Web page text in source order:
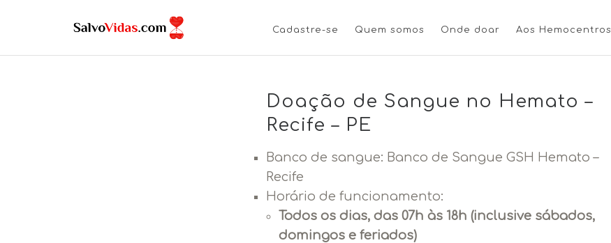
Cadastre-se Quem somos Onde doar Aos Hemocentros
Doação de Sangue no Hemato –
Recife – PE
Banco de sangue: Banco de Sangue GSH Hemato –
Recife
Horário de funcionamento:
Todos os dias, das 07h às 18h (inclusive sábados,
domingos e feriados)